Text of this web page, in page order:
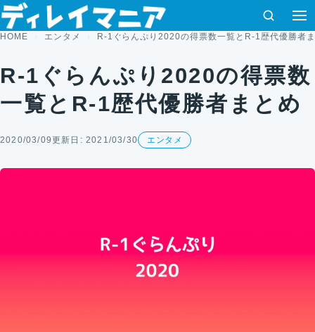
コンテンツへスキップ
検索
HOME エンタメ R-1ぐらんぷり2020の得票数一覧とR-1歴代優勝者
R-1ぐらんぷり2020の得票数
一覧とR-1歴代優勝者まとめ
2020/03/09更新日: 2021/03/30 エンタメ